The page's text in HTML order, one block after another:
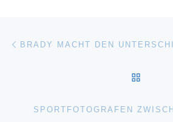
Beitragsnavigation
BRADY MACHT DEN
SPORTFOTOGRAFEN